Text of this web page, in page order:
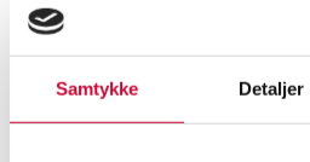
Samtykke Detaljer
Murano,